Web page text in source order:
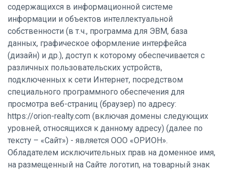
содержащихся в информационной системе
информации и объектов интеллектуальной
собственности (в т.ч., программа для ЭВМ, база
данных, графическое оформление интерфейса
(дизайн) и др.), доступ к которому обеспечивается с
различных пользовательских устройств,
подключенных к сети Интернет, посредством
специального программного обеспечения для
просмотра веб-страниц (браузер) по адресу:
https://orion-realty.com (включая домены следующих
уровней, относящихся к данному адресу) (далее по
тексту – «Сайт») - является ООО «ОРИОН».
Обладателем исключительных прав на доменное имя,
на размещенный на Сайте логотип, на товарный знак